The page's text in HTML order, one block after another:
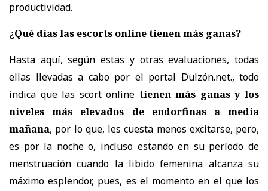
productividad.
¿Qué días las escorts online tienen más ganas?
Hasta aquí, según estas y otras evaluaciones, todas
ellas llevadas a cabo por el portal Dulzón.net., todo
indica que las scort online tienen más ganas y los
niveles más elevados de endorfinas a media
mañana, por lo que, les cuesta menos excitarse, pero,
es por la noche o, incluso estando en su período de
menstruacióncuando la libido femenina alcanza su
máximo esplendor, pues, es el momento en el que los